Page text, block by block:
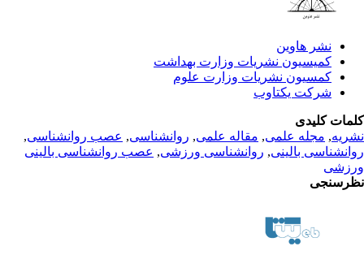
نشر هاوین
کمیسیون نشریات وزارت بهداشت
کمسیون نشریات وزارت علوم
شرکت یکتاوب
کلیدی
,مجله علمی, مقاله علمی, روانشناسی, عصب روانشناسی,
بالینی, روانشناسی ورزشی, عصب روانشناسی بالینی